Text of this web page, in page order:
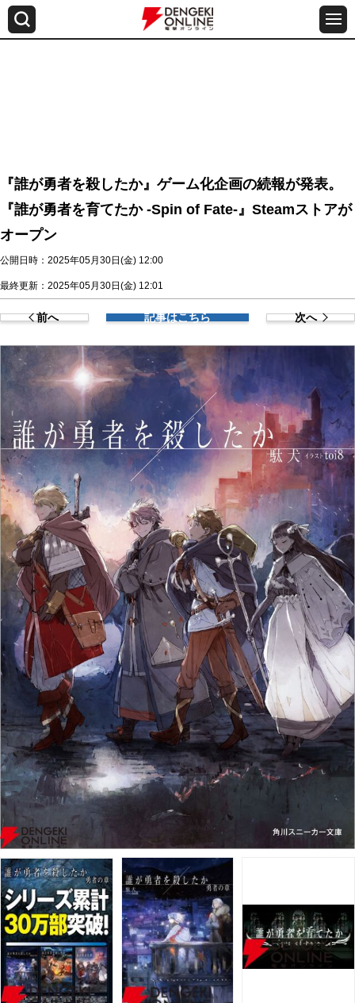
『誰が勇者を殺したか』ゲーム化企画の続報が発表。
『誰が勇者を育てたか -Spin of Fate-』Steamストアが
オープン
公開日時：2025年05月30日(金) 12:00
最終更新：2025年05月30日(金) 12:01
前へ 記事はこちら 次へ